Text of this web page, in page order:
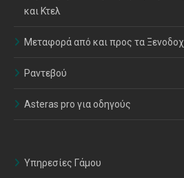
και Κτελ
Μεταφορά από και προς τα
Ραντεβού
Asteras pro για οδηγούς
Υπηρεσίες Γάμου